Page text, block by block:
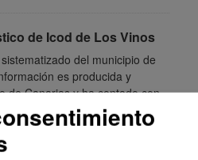
de Icod de Los Vinos
del municipio de
es producida y
de Canarias y ha contado con